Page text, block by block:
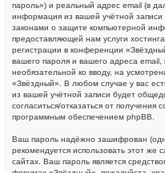
пароль») и реальный адрес email (в
информация из вашей учётной
законами о защите компьютерной
предоставляющей нам услуги
регистрации в конференции
вашего пароля и вашего адреса
необязательной ко вводу, на
«Звёздный». В любом случае у вас
из вашей учётной записи будет
согласиться/отказаться от
программным обеспечением phpBB.
Ваш пароль надёжно зашифрован
рекомендуется использовать этот же
сайтах. Ваш пароль является